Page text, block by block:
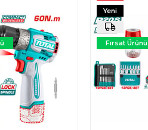
Yeni
Ürün
Fırsat Ürünü